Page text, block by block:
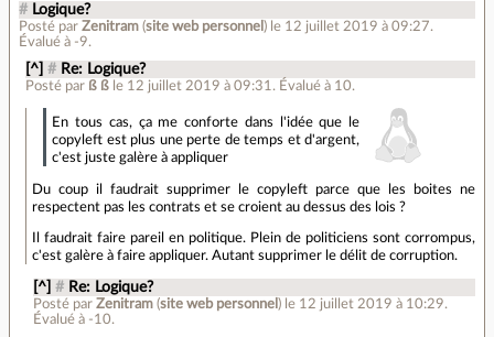
# Logique?
Posté par Zenitram (site web personnel ) le 12 juillet 2019 à 09:27.
Évalué à -9.
[^] # Re: Logique?
Posté par ß ß le 12 juillet 2019 à 09:31 . Évalué à 10.
En tous cas, ça me conforte dans l'idée que le
copyleft est plus une perte de temps et d'argent,
c'est juste galère à appliquer
Du coup il faudrait supprimer le copyleft parce que les boites ne
respectent pas les contrats et se croient au dessus des lois ?
Il faudrait faire pareil en politique. Plein de politiciens sont corrompus,
c'est galère à faire appliquer. Autant supprimer le délit de corruption.
[^] # Re: Logique?
Posté par Zenitram(site web personnel ) le 12 juillet 2019 à 10:29.
Évalué à -10.